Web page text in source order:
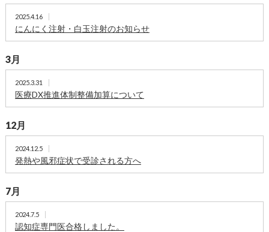
2025.4.16
にんにく注射・白玉注射のお知らせ
3月
2025.3.31
医療DX推進体制整備加算について
12月
2024.12.5
発熱や風邪症状で受診される方へ
7月
2024.7.5
認知症専門医合格しました。